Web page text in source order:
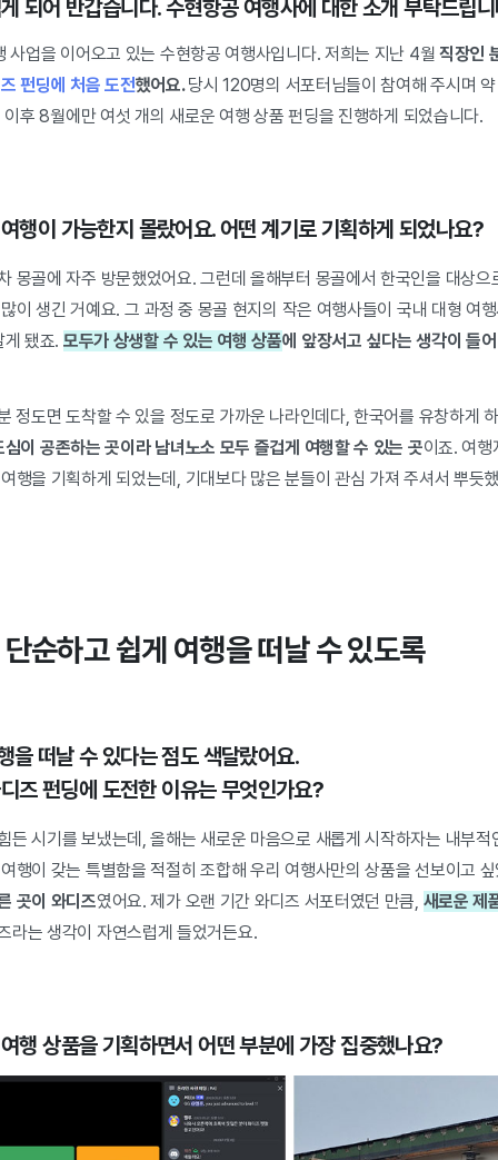
되어 반갑습니다. 수현항공 여행사에 대한 소개 부탁드립
사업을 이어오고 있는 수현항공 여행사입니다. 저희는 지난 4월 직장인
펀딩에 처음 도전했어요.당시 120명의 서포터님들이 참여해 주시며
후 8월에만 여섯 개의 새로운 여행 상품 펀딩을 진행하게 되었습니다.
행이 가능한지 몰랐어요. 어떤 계기로 기획하게 되었나요?
몽골에 자주 방문했었어요. 그런데올해부터 몽골에서 한국인을 대상
이 생긴 거예요. 그 과정 중 몽골 현지의 작은 여행사들이 국내 대형 여
됐죠. 모두가 상생할 수 있는 여행 상품에 앞장서고 싶다는 생각이 들
정도면 도착할 수 있을 정도로 가까운 나라인데다, 한국어를 유창하게
이 공존하는 곳이라 남녀노소 모두 즐겁게 여행할 수 있는 곳이죠. 여
행을 기획하게 되었는데, 기대보다 많은 분들이 관심 가져 주셔서 뿌
순하고 쉽게 여행을 떠날 수 있도록
을 떠날 수 있다는 점도 색달랐어요.
즈 펀딩에 도전한 이유는 무엇인가요?
든 시기를 보냈는데, 올해는 새로운 마음으로 새롭게 시작하자는 내부
행이 갖는 특별함을 적절히 조합해 우리 여행사만의 상품을 선보이고
곳이 와디즈였어요. 제가 오랜 기간 와디즈 서포터였던 만큼, 새로운 제
라는 생각이 자연스럽게 들었거든요.
행 상품을 기획하면서 어떤 부분에 가장 집중했나요?